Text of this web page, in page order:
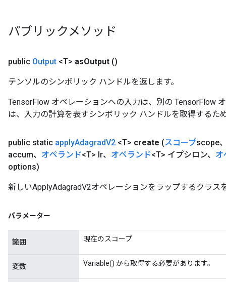
パブリックメソッド
public Output <T> asOutput ()
テンソルのシンボリック ハンドルを返します。
TensorFlow オペレーションへの入力は、別の TensorFlow
は、入力の計算を表すシンボリック ハンドルを取得するた
public static applyAdagradV2 <T> create (スコープscope
accum、 オペランド<T> lr、 オペランド<T> イプシロン、 オ
options)
新しいApplyAdagradV2オペレーションをラップするクラス
パラメーター
範囲 現在のスコープ
変数 Variable() から取得する必要があります。